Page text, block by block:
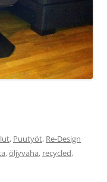
, Puutyöt, Re-Design
,öljyvaha, recycled,